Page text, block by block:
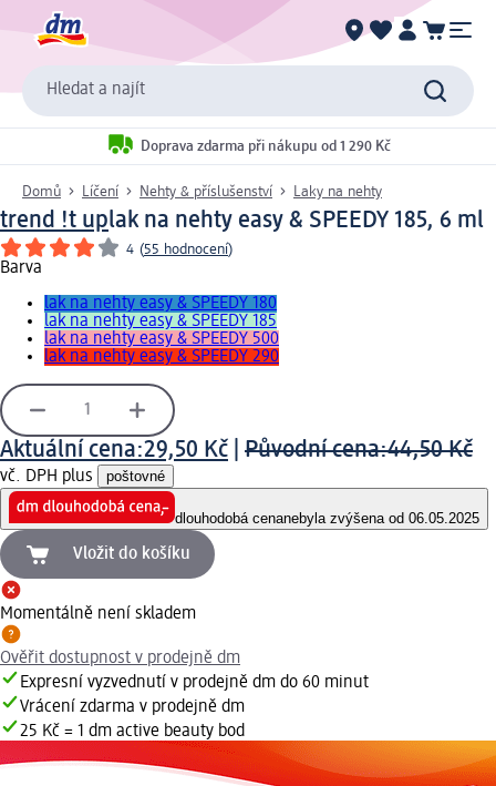
Hledat a najít
Doprava zdarma při nákupu od 1 290 Kč
Domů Líčení Nehty & příslušenství Laky na nehty
trend !t uplak na nehty easy & SPEEDY 185, 6 ml
4 (55 hodnocení)
Barva
lak na nehty easy & SPEEDY 180
lak na nehty easy & SPEEDY 185
lak na nehty easy & SPEEDY 500
lak na nehty easy & SPEEDY 290
Aktuální cena:29,50 Kč Původní cena:44,50 Kč
vč. DPH plus poštovné
dlouhodobá cenanebyla zvýšena od 06.05.2025
Vložit do košíku
Momentálně není skladem
Ověřit dostupnost v prodejně dm
Expresní vyzvednutí v prodejně dm do 60 minut
Vrácení zdarma v prodejně dm
25 Kč = 1 dm active beauty bod